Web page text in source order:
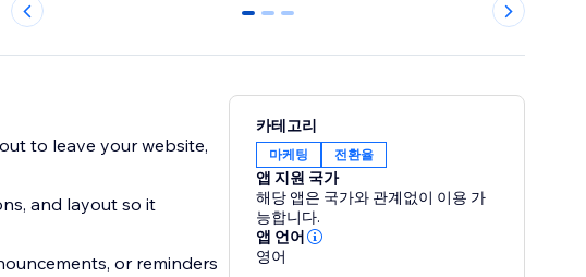
0 1 2
to leave your website,
and layout so it
or reminders
카테고리
마케팅 전환율
앱 지원 국가
해당 앱은 국가와 관계없이 이용 가
능합니다.
앱 언어
영어